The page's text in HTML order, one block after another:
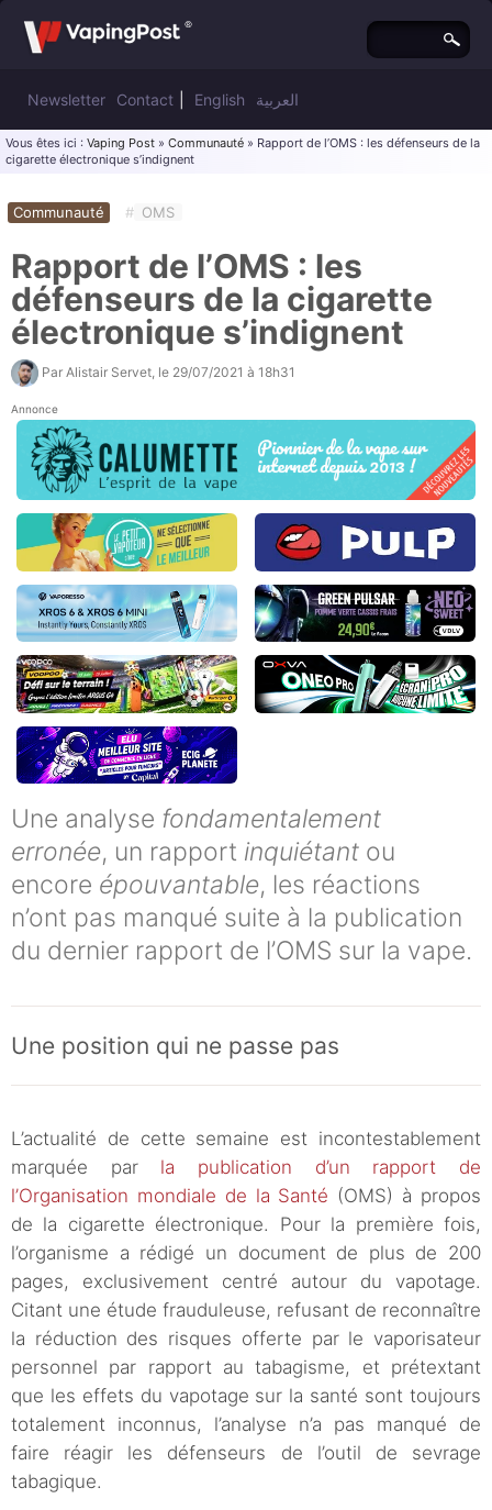
Newsletter Contact English العربية
Vous êtes ici : Vaping Post » Communauté » Rapport de l’OMS : les défenseurs de la
cigarette électronique s’indignent
Communauté # OMS
Rapport de l’OMS : les
défenseurs de la cigarette
électronique s’indignent
Par Alistair Servet , le 29/07/2021 à 18h31
Annonce
Une analyse fondamentalement
erronée, un rapport inquiétant ou
encore épouvantable, les réactions
n’ont pas manqué suite à la publication
du dernier rapport de l’OMS sur la vape.
Une position qui ne passe pas
L’actualité de cette semaine est incontestablement
marquée par la publication d’un rapport de
l’Organisation mondiale de la Santé (OMS) à propos
de la cigarette électronique. Pour la première fois,
l’organisme a rédigé un document de plus de 200
pages, exclusivement centré autour du vapotage.
Citant une étude frauduleuse, refusant de reconnaître
la réduction des risques offerte par le vaporisateur
personnel par rapport au tabagisme, et prétextant
que les effets du vapotage sur la santé sont toujours
totalement inconnus, l’analyse n’a pas manqué de
faire réagir les défenseurs de l’outil de sevrage
tabagique.